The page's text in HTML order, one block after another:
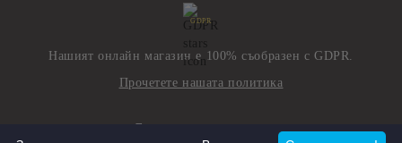
GDPR
Нашият онлайн магазин е 100% съобразен с GDPR.
Прочетете нашата политика